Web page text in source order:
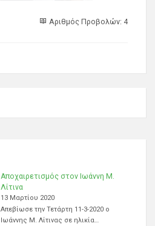
Αριθμός Προβολών: 4
Αποχαιρετισμός στον Ιωάννη Μ.
Λίτινα
13 Μαρτίου 2020
Απεβίωσε την Τετάρτη 11-3-2020 ο
Ιωάννης Μ. Λίτινας σε ηλικία…